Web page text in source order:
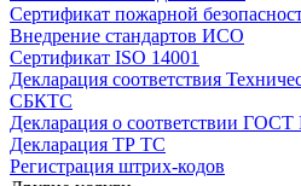
Сертификат пожарной
Внедрение стандартов ИСО
Сертификат ISO 14001
Декларация соответствия
СБКТС
Декларация о соответствии ГОСТ
Декларация ТР ТС
Регистрация штрих-кодов